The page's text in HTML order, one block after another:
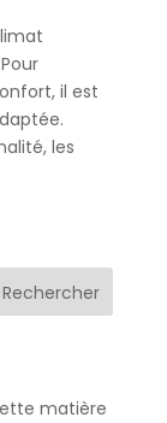
il est
les
Rechercher
matière